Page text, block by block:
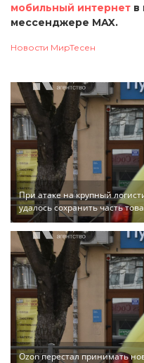
мобильный интернет в
мессенджере MAX.
Новости МирТесен
При атаке на крупный
удалось сохранить часть
Ozon перестал принимать